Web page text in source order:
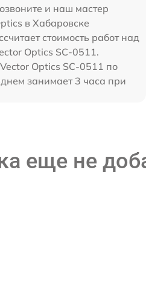
и наш мастер
в Хабаровске
стоимость работ над
Optics SC-0511.
Optics SC-0511 по
занимает 3 часа при
еще не